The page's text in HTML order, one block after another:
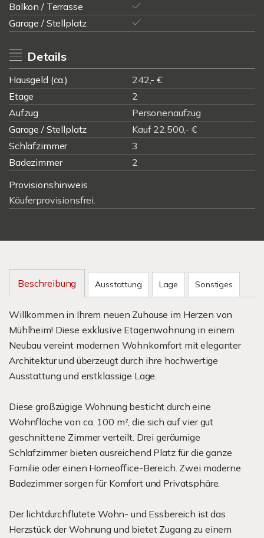
Balkon / Terrasse
Garage / Stellplatz
Details
Hausgeld (ca.)
242,- €
Etage
2
Aufzug
Personenaufzug
Garage / Stellplatz
Kauf 22.500,- €
Schlafzimmer
3
Badezimmer
2
Provisionshinweis
Käuferprovisionsfrei.
Beschreibung Ausstattung Lage Sonstiges
Willkommen in Ihrem neuen Zuhause im Herzen von
Mühlheim! Diese exklusive Etagenwohnung in einem
Neubau vereint modernen Wohnkomfort mit eleganter
Architektur und überzeugt durch ihre hochwertige
Ausstattung und erstklassige Lage.
Diese großzügige Wohnung besticht durch eine
Wohnfläche von ca. 100 m², die sich auf vier gut
geschnittene Zimmer verteilt. Drei geräumige
Schlafzimmer bieten ausreichend Platz für die ganze
Familie oder einen Homeoffice-Bereich. Zwei moderne
Badezimmer sorgen für Komfort und Privatsphäre.
Der lichtdurchflutete Wohn- und Essbereich ist das
Herzstück der Wohnung und bietet Zugang zu einem